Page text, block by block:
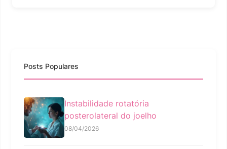
Posts Populares
Instabilidade rotatória
posterolateral do joelho
08/04/2026